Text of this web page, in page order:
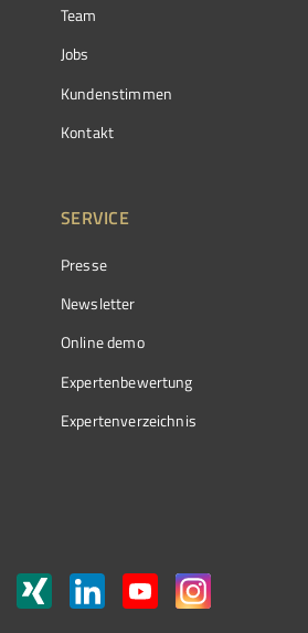
Team
Jobs
Kundenstimmen
Kontakt
SERVICE
Presse
Newsletter
Online demo
Expertenbewertung
Expertenverzeichnis